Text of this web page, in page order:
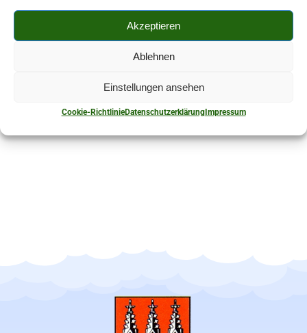
Akzeptieren
Ablehnen
Einstellungen ansehen
Cookie-RichtlinieDatenschutzerklärungImpressum
Mobilität